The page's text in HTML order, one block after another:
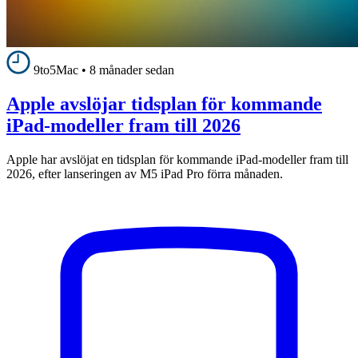
9to5Mac • 8 månader sedan
Apple avslöjar tidsplan för kommande
iPad-modeller fram till 2026
Apple har avslöjat en tidsplan för kommande iPad-modeller fram till
2026, efter lanseringen av M5 iPad Pro förra månaden.